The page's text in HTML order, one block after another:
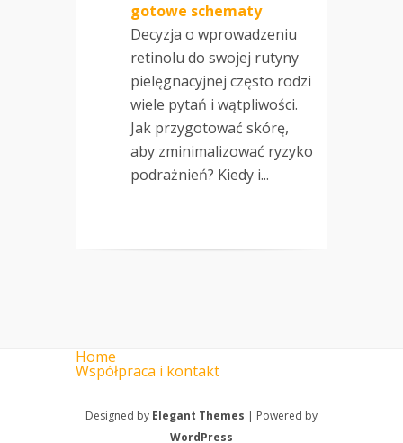
gotowe schematy
Decyzja o wprowadzeniu
retinolu do swojej rutyny
pielęgnacyjnej często rodzi
wiele pytań i wątpliwości.
Jak przygotować skórę,
aby zminimalizować ryzyko
podrażnień? Kiedy i...
Home
Współpraca i kontakt
Designed by Elegant Themes | Powered by
WordPress